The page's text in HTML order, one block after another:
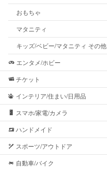
おもちゃ
マタニティ
キッズ/ベビー/マタニティ その他
エンタメ/ホビー
チケット
インテリア/住まい/日用品
スマホ/家電/カメラ
ハンドメイド
スポーツ/アウトドア
自動車/バイク